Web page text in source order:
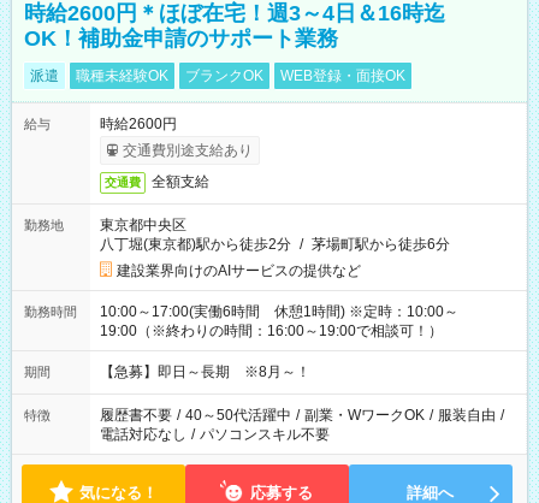
時給2600円＊ほぼ在宅！週3～4日＆16時迄
OK！補助金申請のサポート業務
派遣 職種未経験OK ブランクOK WEB登録・面接OK
給与
時給2600円
交通費別途支給あり
交通費 全額支給
勤務地
東京都中央区
八丁堀(東京都)駅から徒歩2分 / 茅場町駅から徒歩6分
建設業界向けのAIサービスの提供など
勤務時間
10:00～17:00(実働6時間 休憩1時間) ※定時：10:00～
19:00（※終わりの時間：16:00～19:00で相談可！）
期間 【急募】即日～長期 ※8月～！
特徴 履歴書不要 / 40～50代活躍中 / 副業・WワークOK / 服装自由 /
電話対応なし / パソコンスキル不要
気になる！ 応募する 詳細へ